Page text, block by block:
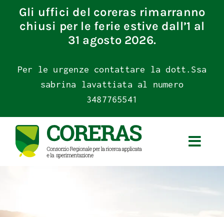
content
Gli uffici del coreras rimarranno
chiusi per le ferie estive dall’1 al
31 agosto 2026.
Per le urgenze contattare la dott.Ssa
sabrina lavattiata al numero
3487765541